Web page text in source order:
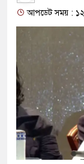
আপডেট সময় :